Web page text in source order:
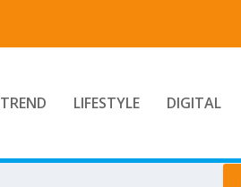
TREND LIFESTYLE DIGITAL